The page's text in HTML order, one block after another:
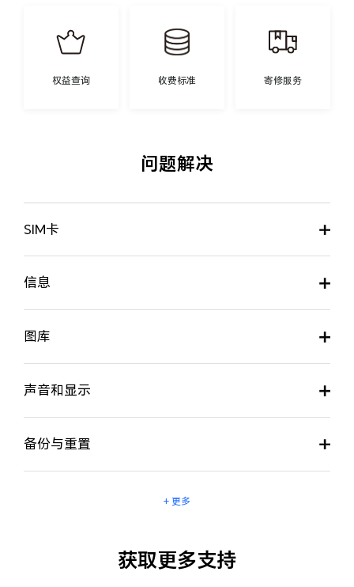
权益查询 收费标准 寄修服务
问题解决
SIM卡
信息
图库
声音和显示
备份与重置
+ 更多
获取更多支持